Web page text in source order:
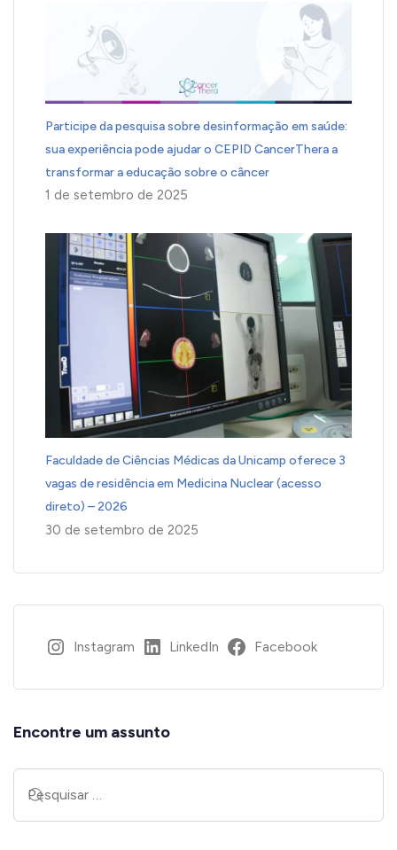
Participe da pesquisa sobre desinformação em saúde:
sua experiência pode ajudar o CEPID CancerThera a
transformar a educação sobre o câncer
1 de setembro de 2025
Faculdade de Ciências Médicas da Unicamp oferece 3
vagas de residência em Medicina Nuclear (acesso
direto) – 2026
30 de setembro de 2025
Instagram LinkedIn Facebook
Encontre um assunto